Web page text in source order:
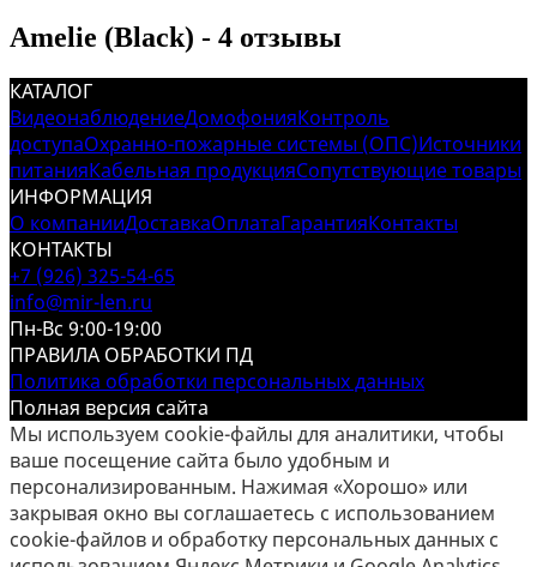
Amelie (Black) - 4 отзывы
КАТАЛОГ
ВидеонаблюдениеДомофонияКонтроль
доступаОхранно-пожарные системы (ОПС)Источники
питанияКабельная продукцияСопутствующие товары
ИНФОРМАЦИЯ
О компанииДоставкаОплатаГарантияКонтакты
КОНТАКТЫ
+7 (926) 325-54-65
info@mir-len.ru
Пн-Вс 9:00-19:00
ПРАВИЛА ОБРАБОТКИ ПД
Политика обработки персональных данных
Полная версия сайта
Мы используем cookie-файлы для аналитики, чтобы
ваше посещение сайта было удобным и
персонализированным. Нажимая «Хорошо» или
закрывая окно вы соглашаетесь с использованием
cookie-файлов и обработку персональных данных с